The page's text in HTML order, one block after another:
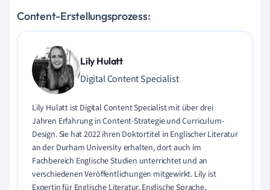
Content-Erstellungsprozess:
Lily Hulatt
Digital Content Specialist
Lily Hulatt ist Digital Content Specialist mit über drei
Jahren Erfahrung in Content-Strategie und Curriculum-
Design. Sie hat 2022 ihren Doktortitel in Englischer Literatur
an der Durham University erhalten, dort auch im
Fachbereich Englische Studien unterrichtet und an
verschiedenen Veröffentlichungen mitgewirkt. Lily ist
Expertin für Englische Literatur, Englische Sprache,